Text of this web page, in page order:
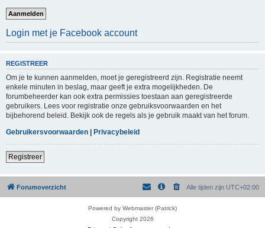
Login met je Facebook account
REGISTREER
Om je te kunnen aanmelden, moet je geregistreerd zijn. Registratie neemt
enkele minuten in beslag, maar geeft je extra mogelijkheden. De
forumbeheerder kan ook extra permissies toestaan aan geregistreerde
gebruikers. Lees voor registratie onze gebruiksvoorwaarden en het
bijbehorend beleid. Bekijk ook de regels als je gebruik maakt van het forum.
Gebruikersvoorwaarden | Privacybeleid
Registreer
Forumoverzicht Alle tijden zijn UTC+02:00
Powered by Webmaster (Patrick)
Copyright 2026